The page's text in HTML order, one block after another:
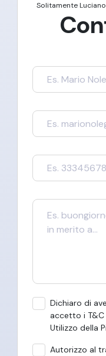
Solitamente
Dichiaro di
accetto i
Utilizzo della
Autorizzo al